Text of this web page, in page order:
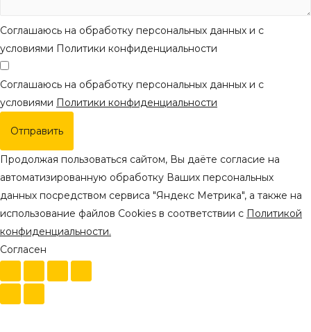
Соглашаюсь на обработку персональных данных и с
условиями Политики конфиденциальности
Соглашаюсь на обработку персональных данных и с
условиями Политики конфиденциальности
Отправить
Продолжая пользоваться сайтом, Вы даёте согласие на
автоматизированную обработку Ваших персональных
данных посредством сервиса "Яндекс Метрика", а также на
использование файлов Cookies в соответствии с Политикой
конфиденциальности.
Согласен